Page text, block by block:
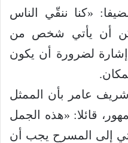
«كنا ننقّي الناس
أن يأتي شخص من
لضرورة أن يكون
عامر بأن الممثل
قائلا: «هذه الجمل
إلى المسرح يجب أن